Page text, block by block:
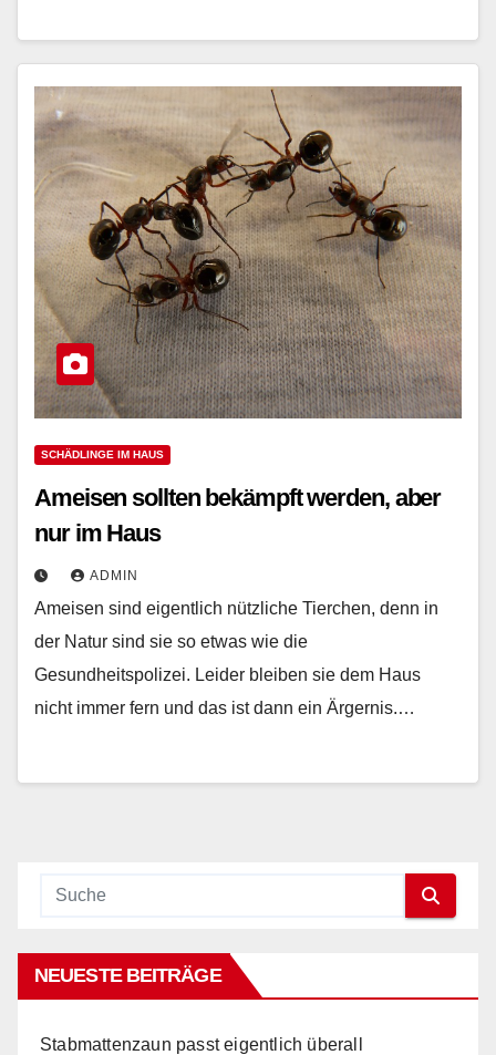
SCHÄDLINGE IM HAUS
Ameisen sollten bekämpft werden, aber
nur im Haus
ADMIN
Ameisen sind eigentlich nützliche Tierchen, denn in
der Natur sind sie so etwas wie die
Gesundheitspolizei. Leider bleiben sie dem Haus
nicht immer fern und das ist dann ein Ärgernis.…
NEUESTE BEITRÄGE
Stabmattenzaun passt eigentlich überall